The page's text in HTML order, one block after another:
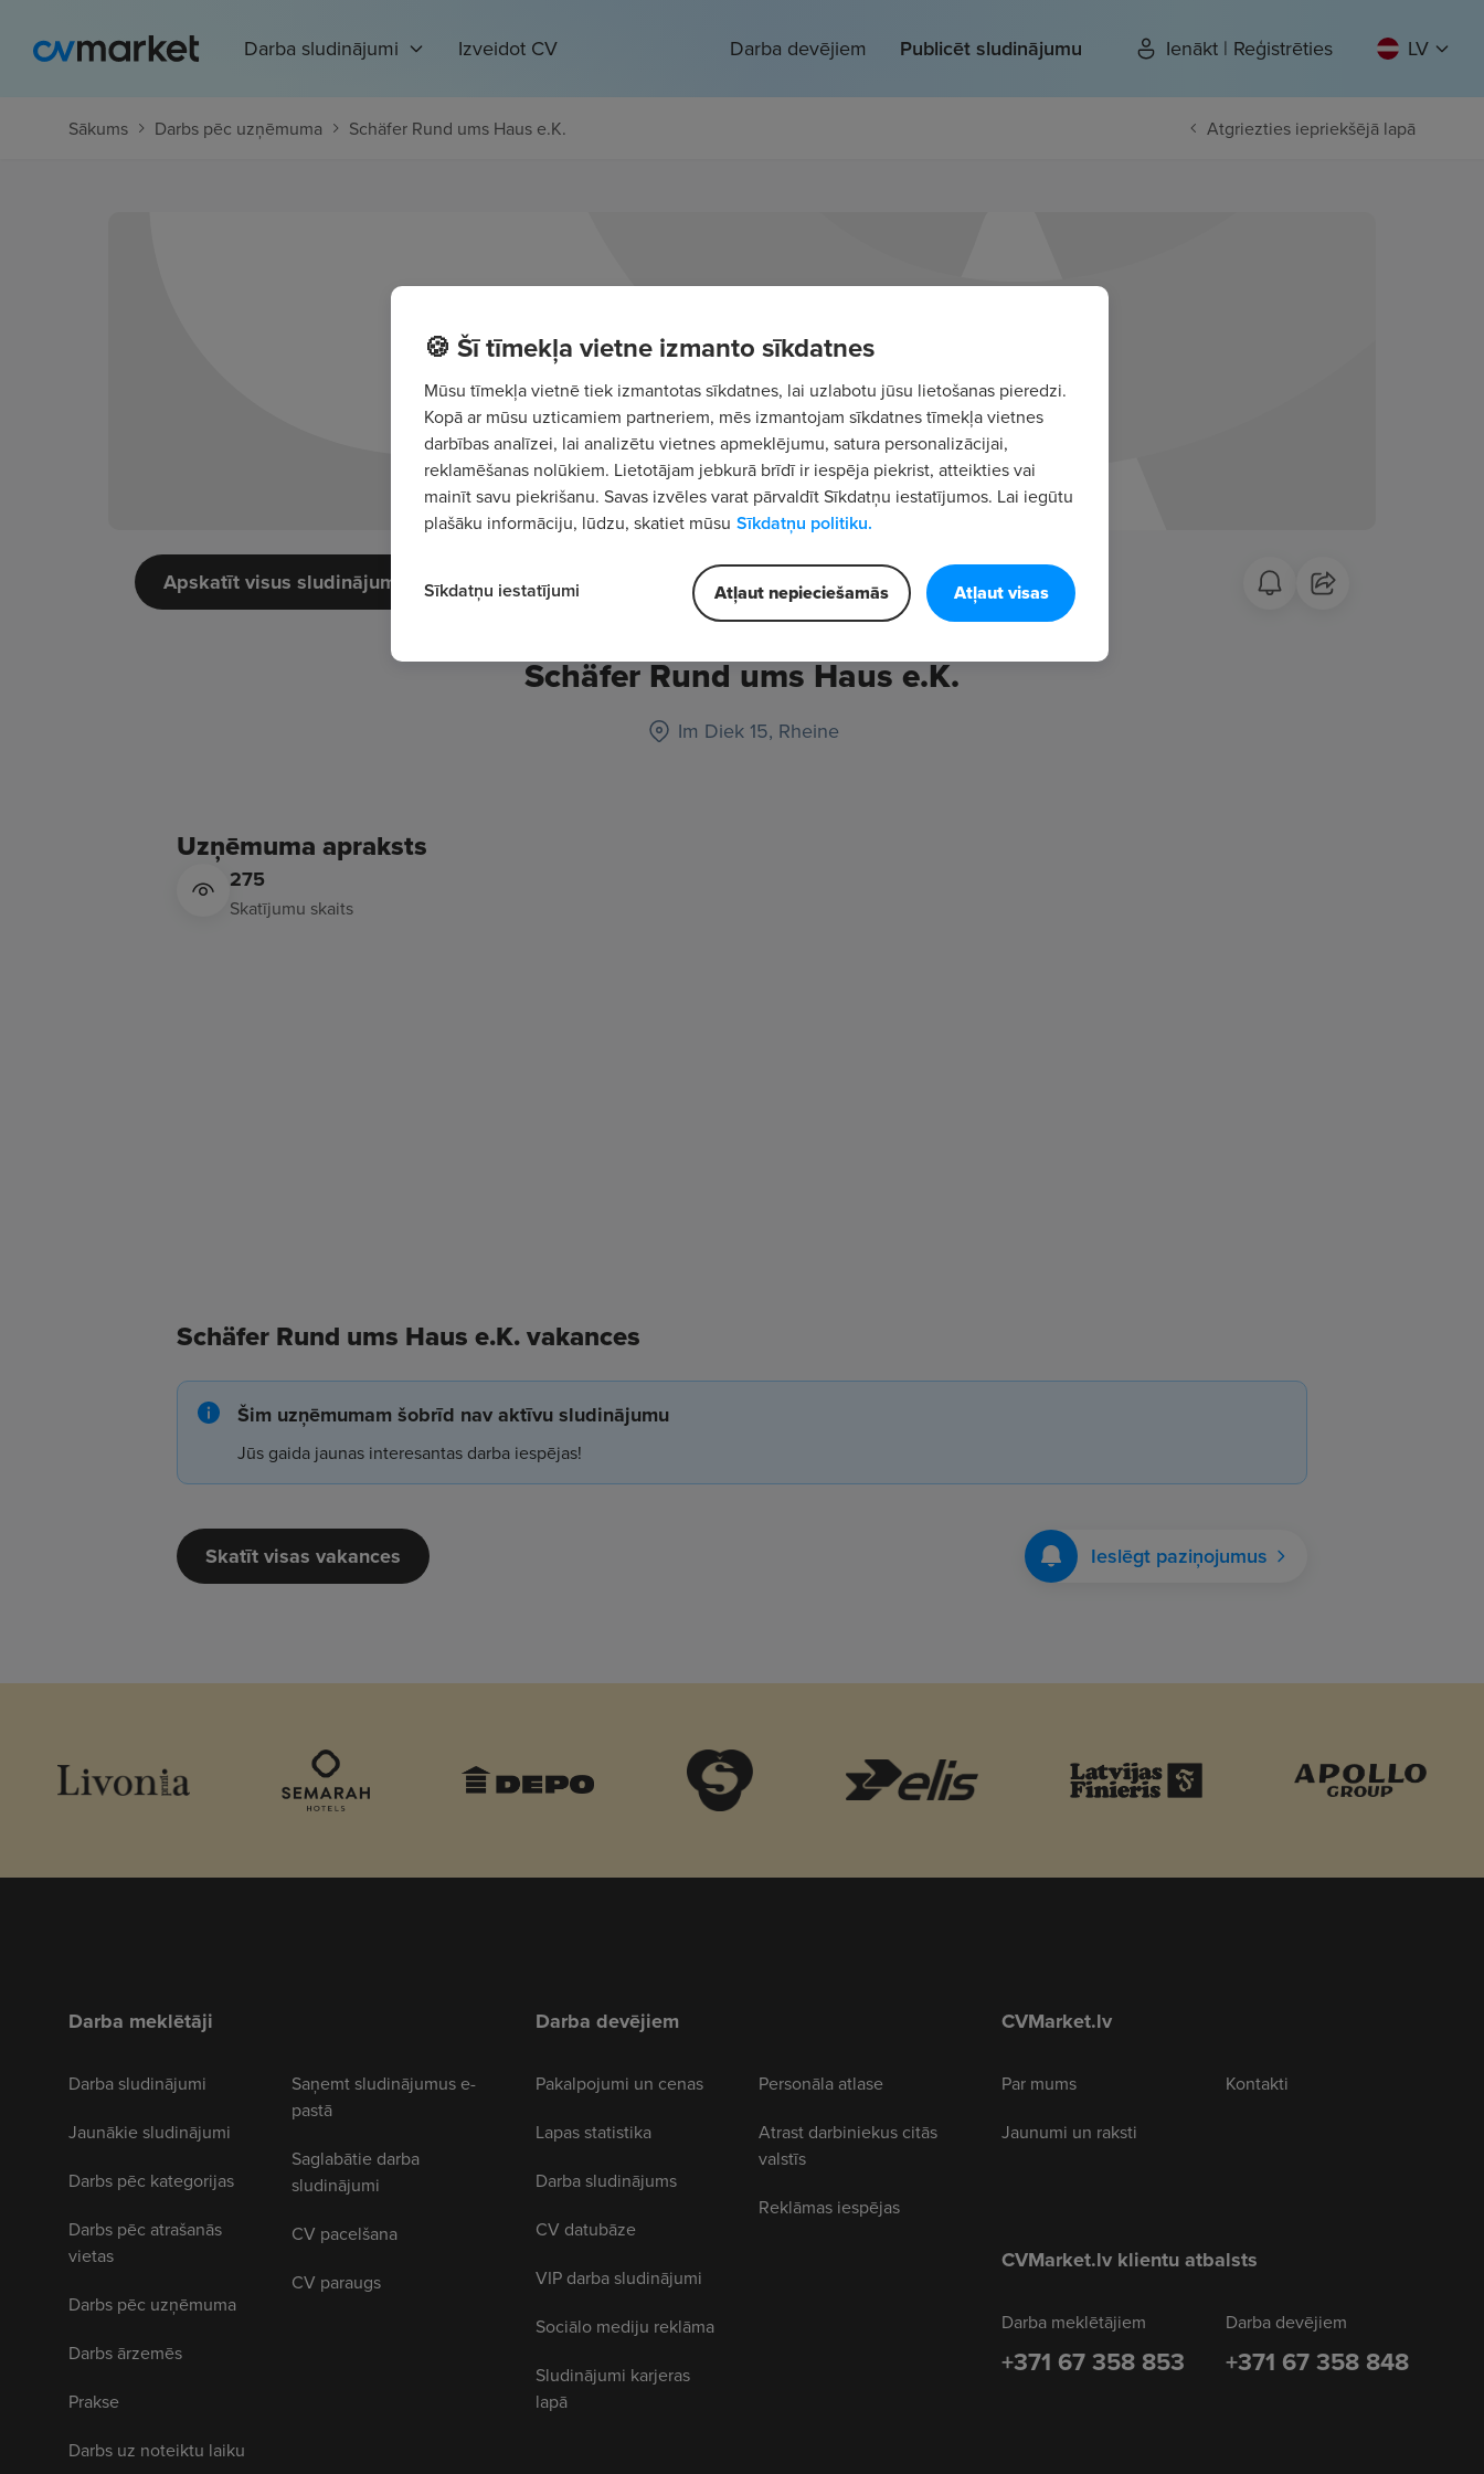
Darba sludinājumi Izveidot CV Darba devējiem Publicēt sludinājumu Ienākt | Reģistrēties LV
Sākums Darbs pēc uzņēmuma Schäfer Rund ums Haus e.K. Atgriezties iepriekšējā lapā
Apskatīt visus sludinājumus
Schäfer Rund ums Haus e.K.
Im Diek 15, Rheine
Uzņēmuma apraksts
275
Skatījumu skaits
Schäfer Rund ums Haus e.K. vakances
Šim uzņēmumam šobrīd nav aktīvu sludinājumu
Jūs gaida jaunas interesantas darba iespējas!
Skatīt visas vakances Ieslēgt paziņojumus
Darba meklētāji
Darba sludinājumi
Jaunākie sludinājumi
Darbs pēc kategorijas
Darbs pēc atrašanās
vietas
Darbs pēc uzņēmuma
Darbs ārzemēs
Prakse
Darbs uz noteiktu laiku
Saņemt sludinājumus e-
pastā
Saglabātie darba
sludinājumi
CV pacelšana
CV paraugs
Darba devējiem
Pakalpojumi un cenas
Lapas statistika
Darba sludinājums
CV datubāze
VIP darba sludinājumi
Sociālo mediju reklāma
Sludinājumi karjeras
lapā
Personāla atlase
Atrast darbiniekus citās
valstīs
Reklāmas iespējas
CVMarket.lv
Par mums
Jaunumi un raksti
Kontakti
CVMarket.lv klientu atbalsts
Darba meklētājiem
+371 67 358 853
Darba devējiem
+371 67 358 848
🍪 Šī tīmekļa vietne izmanto sīkdatnes
Mūsu tīmekļa vietnē tiek izmantotas sīkdatnes, lai uzlabotu jūsu lietošanas pieredzi.
Kopā ar mūsu uzticamiem partneriem, mēs izmantojam sīkdatnes tīmekļa vietnes
darbības analīzei, lai analizētu vietnes apmeklējumu, satura personalizācijai,
reklamēšanas nolūkiem. Lietotājam jebkurā brīdī ir iespēja piekrist, atteikties vai
mainīt savu piekrišanu. Savas izvēles varat pārvaldīt Sīkdatņu iestatījumos. Lai iegūtu
plašāku informāciju, lūdzu, skatiet mūsu Sīkdatņu politiku.
Sīkdatņu iestatījumi Atļaut nepieciešamās Atļaut visas